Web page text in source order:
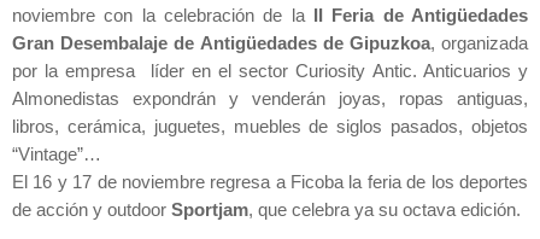
noviembre con la celebración de
la II Feriade Antigüedades
Gran Desembalaje de Antigüedades de Gipuzkoa, organizada
por la empresa líder en el sector Curiosity Antic. Anticuarios y
Almonedistas expondrán y venderán joyas, ropas antiguas,
libros, cerámica, juguetes, muebles de siglos pasados, objetos
“Vintage”…
El 16 y 17 de noviembre regresa a Ficoba la feria de los deportes
de acción y outdoor Sportjam, que celebra ya su octava edición.